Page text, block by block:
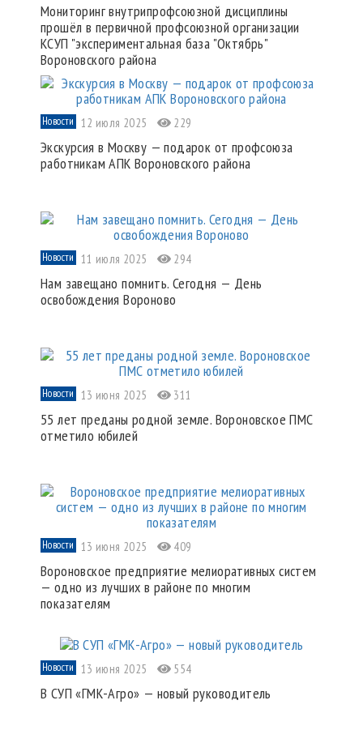
Мониторинг внутрипрофсоюзной дисциплины
прошёл в первичной профсоюзной организации
КСУП "экспериментальная база "Октябрь"
Вороновского района
Новости 12 июля 2025 229
Экскурсия в Москву — подарок от профсоюза
работникам АПК Вороновского района
Новости 11 июля 2025 294
Нам завещано помнить. Сегодня — День
освобождения Вороново
Новости 13 июня 2025 311
55 лет преданы родной земле. Вороновское ПМС
отметило юбилей
Новости 13 июня 2025 409
Вороновское предприятие мелиоративных систем
— одно из лучших в районе по многим
показателям
Новости 13 июня 2025 554
В СУП «ГМК-Агро» — новый руководитель